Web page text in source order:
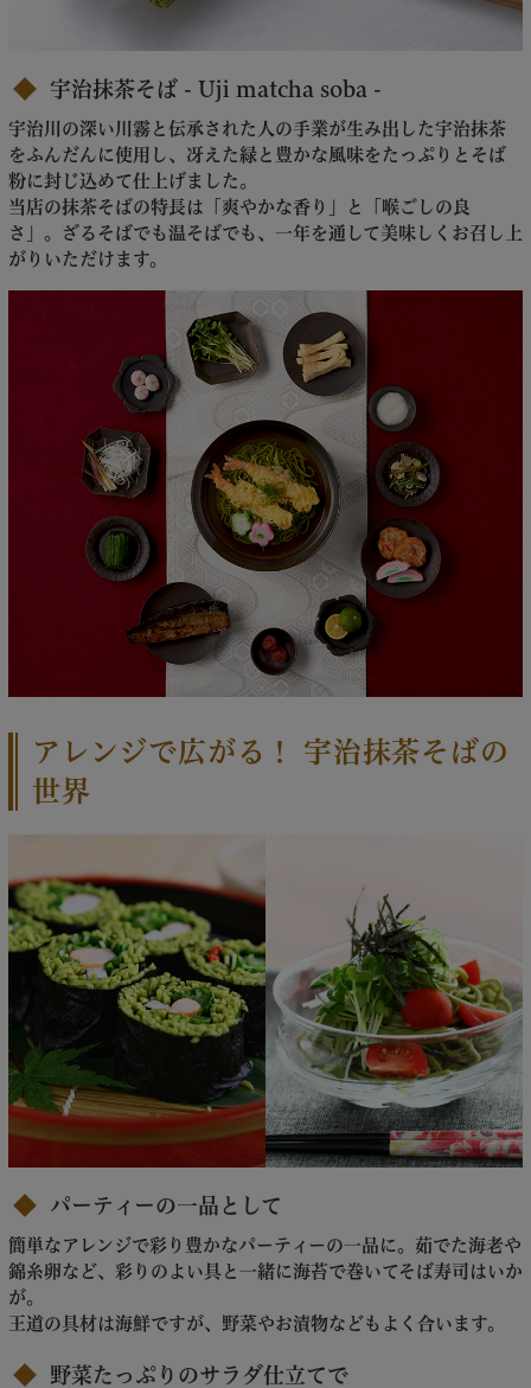
宇治抹茶そば - Uji matcha soba -
宇治川の深い川霧と伝承された人の手業が生み出した宇治抹茶
をふんだんに使用し、冴えた緑と豊かな風味をたっぷりとそば
粉に封じ込めて仕上げました。
当店の抹茶そばの特長は「爽やかな香り」と「喉ごしの良
さ」。ざるそばでも温そばでも、一年を通して美味しくお召し上
がりいただけます。
アレンジで広がる！ 宇治抹茶そばの
世界
パーティーの一品として
簡単なアレンジで彩り豊かなパーティーの一品に。茹でた海老や
錦糸卵など、彩りのよい具と一緒に海苔で巻いてそば寿司はいか
が。
王道の具材は海鮮ですが、野菜やお漬物などもよく合います。
野菜たっぷりのサラダ仕立てで